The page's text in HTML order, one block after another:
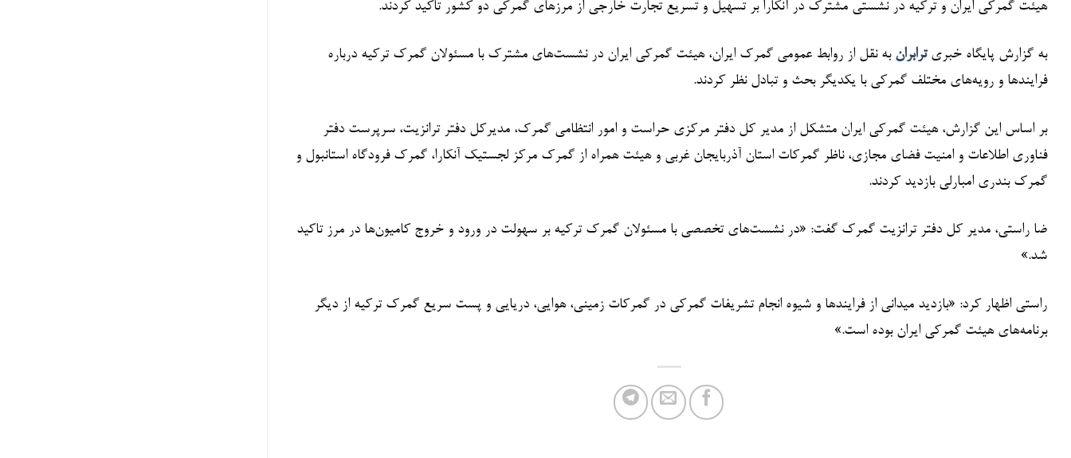
هیئت گمرکی ایران و ترکیه در نشستی مشترک در آنکارا بر تسهیل و تسریع تجارت خارجی از مرزهای گمرکی دو کشور تاکید کردند.
به گزارش پایگاه خبریترابران به نقل از روابط عمومی گمرک ایران، هیئت گمرکی ایران در نشست‌های مشترک با مسئولان گمرک ترکیه درباره
فرایندها و رویه‌های مختلف گمرکی با یکدیگر بحث و تبادل نظر کردند.
بر اساس این گزارش، هیئت گمرکی ایران متشکل از مدیر کل دفتر مرکزی حراست و امور انتظامی گمرک، مدیرکل دفتر ترانزیت، سرپرست دفتر
فناوری اطلاعات و امنیت فضای مجازی، ناظر گمرکات استان آذربایجان غربی و هیئت همراه از گمرک مرکز لجستیک آنکارا، گمرک فرودگاه استانبول و
گمرک بندری امبارلی بازدید کردند.
ضا راستی، مدیر کل دفتر ترانزیت گمرک گفت: «در نشست‌های تخصصی با مسئولان گمرک ترکیه بر سهولت در ورود و خروج کامیون‌ها در مرز تاکید
شد.»
راستی اظهار کرد: «بازدید میدانی از فرایندها و شیوه انجام تشریفات گمرکی در گمرکات زمینی، هوایی، دریایی و پست سریع گمرک ترکیه از دیگر
برنامه‌های هیئت گمرکی ایران بوده است.»